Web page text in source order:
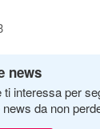
news
ti interessa per
da non